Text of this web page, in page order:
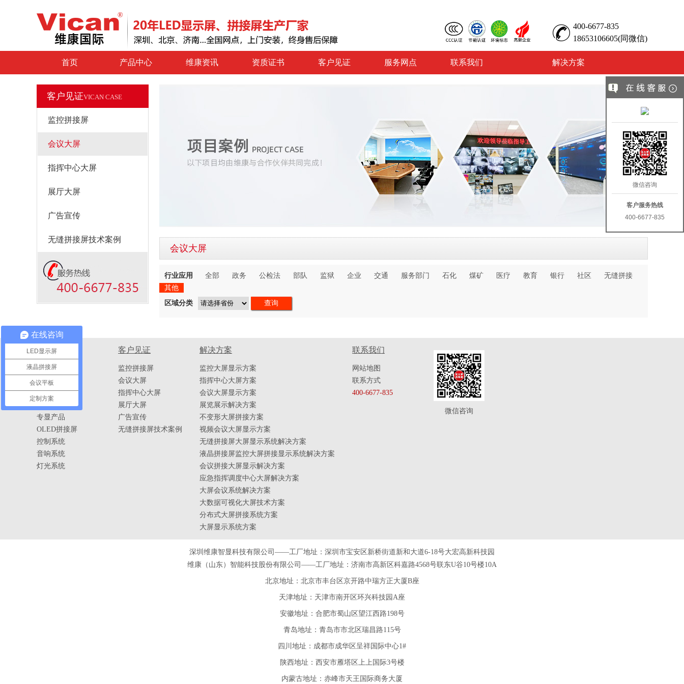
400-6677-835
18653106605(同微信)
首页 产品中心 维康资讯 资质证书 客户见证 服务网点 联系我们 解决方案
客户见证VICAN CASE
监控拼接屏
会议大屏
指挥中心大屏
展厅大屏
广告宣传
无缝拼接屏技术案例
会议大屏
行业应用 全部 政务 公检法 部队 监狱 企业 交通 服务部门 石化 煤矿 医疗 教育 银行 社区
无缝拼接
其他
区域分类
产品中心
液晶拼接屏
无缝拼接屏
LED显示屏
DLP拼接屏
专显产品
OLED拼接屏
控制系统
音响系统
灯光系统
客户见证
监控拼接屏
会议大屏
指挥中心大屏
展厅大屏
广告宣传
无缝拼接屏技术案例
解决方案
监控大屏显示方案
指挥中心大屏方案
会议大屏显示方案
展览展示解决方案
不变形大屏拼接方案
视频会议大屏显示方案
无缝拼接屏大屏显示系统解决方案
液晶拼接屏监控大屏拼接显示系统解决方案
会议拼接大屏显示解决方案
应急指挥调度中心大屏解决方案
大屏会议系统解决方案
大数据可视化大屏技术方案
分布式大屏拼接系统方案
大屏显示系统方案
联系我们
网站地图
联系方式
400-6677-835
微信咨询
深圳维康智显科技有限公司——工厂地址：深圳市宝安区新桥街道新和大道6-18号大宏高新科技园
维康（山东）智能科技股份有限公司——工厂地址：济南市高新区科嘉路4568号联东U谷10号楼10A
北京地址：北京市丰台区京开路中瑞方正大厦B座
天津地址 ：天津市南开区环兴科技园A座
安徽地址 ：合肥市蜀山区望江西路198号
青岛地址 ：青岛市市北区瑞昌路115号
四川 地址 ：成都市成华区呈祥国际中心1#
陕西地址 ：西安市雁塔区上上国际3号楼
内蒙古地址：赤峰市天王国际商务大厦
在线咨询
LED显示屏
液晶拼接屏
会议平板
定制方案
微信咨询
客户服务热线
400-6677-835